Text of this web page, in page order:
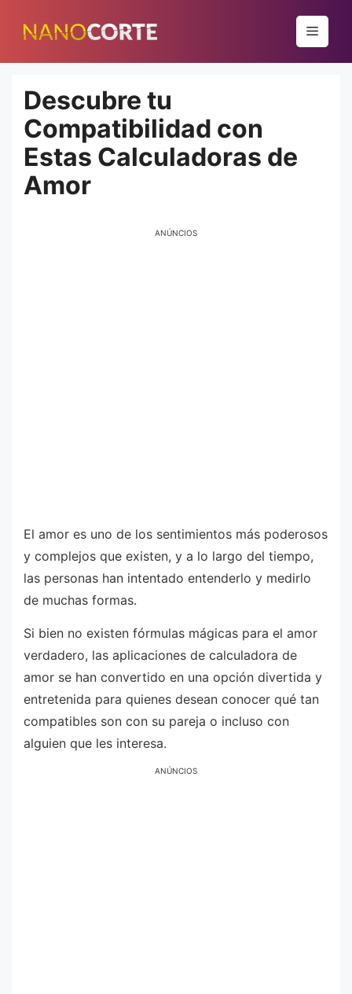
para
conteúdo
Menu
Descubre tu
Compatibilidad con
Estas Calculadoras de
Amor
ANÚNCIOS
El amor es uno de los sentimientos más poderosos
y complejos que existen, y a lo largo del tiempo,
las personas han intentado entenderlo y medirlo
de muchas formas.
Si bien no existen fórmulas mágicas para el amor
verdadero, las aplicaciones de calculadora de
amor se han convertido en una opción divertida y
entretenida para quienes desean conocer qué tan
compatibles son con su pareja o incluso con
alguien que les interesa.
ANÚNCIOS